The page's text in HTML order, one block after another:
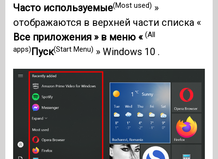
Часто используемые(Most used) »
отображаются в верхней части списка «
Все приложения » в меню «(All
apps)Пуск(Start Menu) » Windows 10 .